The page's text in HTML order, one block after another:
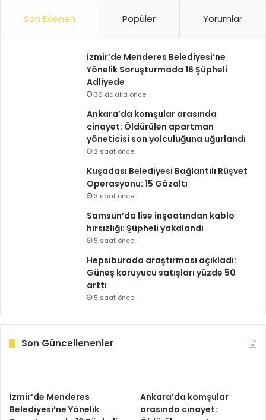
Son Eklenen Popüler Yorumlar
İzmir’de Menderes Belediyesi’ne
Yönelik Soruşturmada 16 Şüpheli
Adliyede
36 dakika önce
Ankara’da komşular arasında
cinayet: Öldürülen apartman
yöneticisi son yolculuğuna uğurlandı
2 saat önce
Kuşadası Belediyesi Bağlantılı Rüşvet
Operasyonu: 15 Gözaltı
3 saat önce
Samsun’da lise inşaatından kablo
hırsızlığı: Şüpheli yakalandı
5 saat önce
Hepsiburada araştırması açıkladı:
Güneş koruyucu satışları yüzde 50
arttı
5 saat önce
Son Güncellenenler
İzmir’de Menderes
Belediyesi’ne Yönelik
Ankara’da komşular
arasında cinayet: